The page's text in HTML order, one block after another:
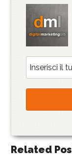
Related